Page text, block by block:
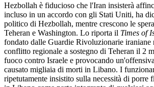
Hezbollah è fiducioso che l'Iran insisterà
incluso in un accordo con gli Stati Uniti, ha
politico di Hezbollah, mentre crescono le
Teheran e Washington. Lo riporta il Times of
fondato dalle Guardie Rivoluzionarie iraniane
conflitto regionale a sostegno di Teheran il 2
fuoco contro Israele e provocando
causato migliaia di morti in Libano. I
ripetutamente insistito sulla necessità di porre